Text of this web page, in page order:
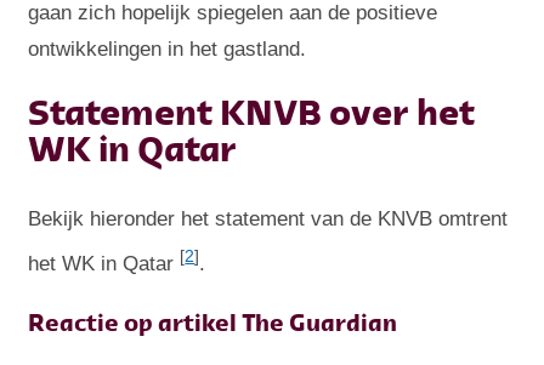
gaan zich hopelijk spiegelen aan de positieve
ontwikkelingen in het gastland.
Statement KNVB over het
WK in Qatar
Bekijk hieronder het statement van de KNVB omtrent
het WK in Qatar [2].
Reactie op artikel The Guardian